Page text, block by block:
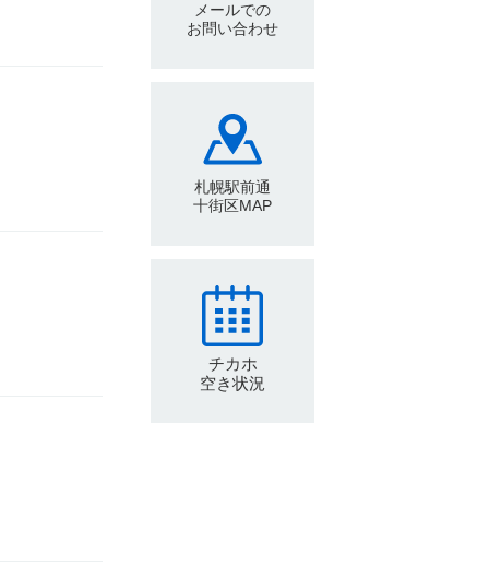
メールでの
お問い合わせ
札幌駅前通
十街区MAP
チカホ
空き状況